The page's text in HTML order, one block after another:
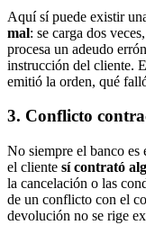
Aquí sí puede existir
mal: se carga dos
procesa un adeudo
instrucción del cliente.
emitió la orden, qué
3. Conflicto
No siempre el banco es
el cliente sí contrató
la cancelación o las
de un conflicto con el
devolución no se rige